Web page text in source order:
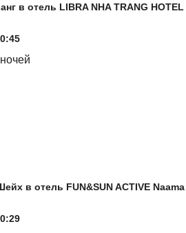
в отель LIBRA NHA TRANG HOTEL
в отель FUN&SUN ACTIVE Naama